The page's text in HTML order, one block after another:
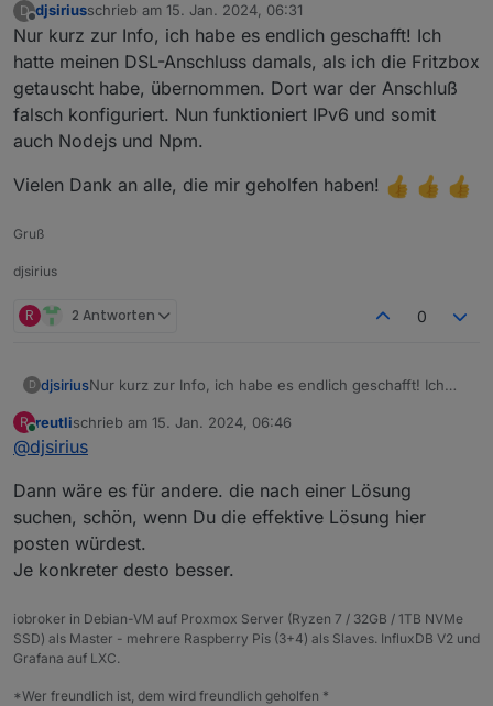
Auf Netcologne steht: Gut zu wissen: Hier
bei NetCologne erfolgt die Umstellung von
IPv4 auf IPv6 für Sie selbstverständlich
vollautomatisch.
Der Router muss aber dennoch richtig
eingestellt sein/werden.
Ich vermute, auf Leihgeräten von NetCologne
ist das auch schon der Fall, wenn du da eigene
Hardware einsetzt musst du das machen.
Evtl. sieht NetCologne da auch die Fernwartung
per TR-064 vor. Aber auch das müsste dann auf
der Fritzbox aktiv sein, damit das funktionieren
kann.
D
Offline
djsiriusschrieb am 15. Jan. 2024, 06:31
zuletzt editiert von
Nur kurz zur Info, ich habe es endlich geschafft! Ich
hatte meinen DSL-Anschluss damals, als ich die Fritzbox
getauscht habe, übernommen. Dort war der Anschluß
falsch konfiguriert. Nun funktioniert IPv6 und somit
auch Nodejs und Npm.
Vielen Dank an alle, die mir geholfen haben!
Gruß
djsirius
R 2 Antworten 0
D djsiriusNur kurz zur Info, ich habe es endlich geschafft! Ich
Fritzbox getauscht habe, übernommen. Dort war der
Vielen Dank an alle, die mir geholfen haben!
R
Online
reutlischrieb am 15. Jan. 2024, 06:46
zuletzt editiert von
@djsirius
Dann wäre es für andere. die nach einer Lösung
suchen, schön, wenn Du die effektive Lösung hier
posten würdest.
Je konkreter desto besser.
iobroker in Debian-VM auf Proxmox Server (Ryzen 7 / 32GB / 1TB NVMe
SSD) als Master - mehrere Raspberry Pis (3+4) als Slaves. InfluxDB V2 und
Grafana auf LXC.
*Wer freundlich ist, dem wird freundlich geholfen *